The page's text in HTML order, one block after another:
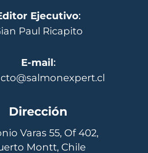
Ejecutivo:
Paul Ricapito
E-mail:
Dirección
Varas 55, Of 402,
Montt, Chile